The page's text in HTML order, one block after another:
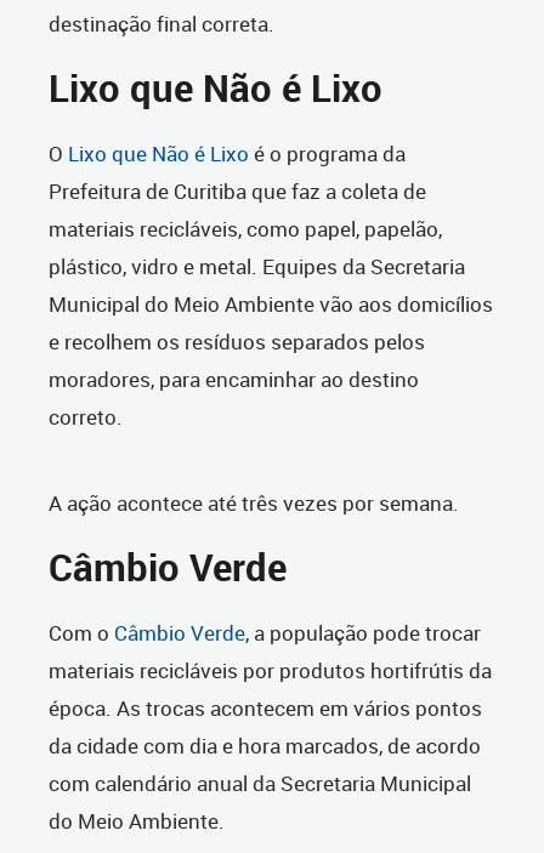
destinação final correta.
Lixo que Não é Lixo
O Lixo que Não é Lixo é o programa da
Prefeitura de Curitiba que faz a coleta de
materiais recicláveis, como papel, papelão,
plástico, vidro e metal. Equipes da Secretaria
Municipal do Meio Ambiente vão aos domicílios
e recolhem os resíduos separados pelos
moradores, para encaminhar ao destino
correto.
A ação acontece até três vezes por semana.
Câmbio Verde
Com o Câmbio Verde, a população pode trocar
materiais recicláveis por produtos hortifrútis da
época. As trocas acontecem em vários pontos
da cidade com dia e hora marcados, de acordo
com calendário anual da Secretaria Municipal
do Meio Ambiente.